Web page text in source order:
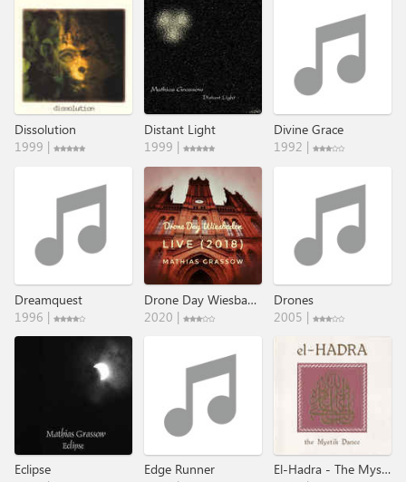
Dissolution
1999 |
Distant Light
1999 |
Divine Grace
1992 |
Dreamquest
1996 |
Drone Day Wiesbaden - Live (2018)
2020 |
Drones
2005 |
Eclipse
Edge Runner
El-Hadra - The Mystik Dance